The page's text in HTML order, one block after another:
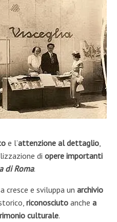
e l’attenzione al dettaglio
di opere importanti
di Roma.
cresce e sviluppa un archivio
riconosciuto anche a
culturale.